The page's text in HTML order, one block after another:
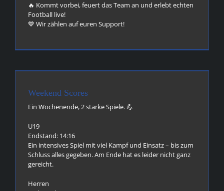
🔥 Kommt vorbei, feuert das Team an und erlebt echten
Football live!
💙 Wir zählen auf euren Support!
Weekend Scores
Ein Wochenende, 2 starke Spiele. 💪
U19
Endstand: 14:16
Ein intensives Spiel mit viel Kampf und Einsatz – bis zum
Schluss alles gegeben. Am Ende hat es leider nicht ganz
gereicht.
Herren